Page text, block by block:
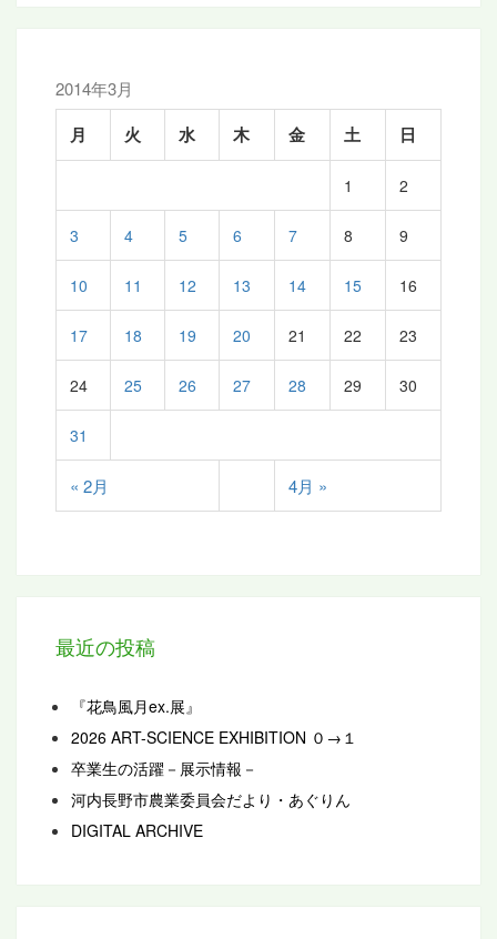
2014年3月
月 火 水 木 金 土 日
« 2月 4月 »
1 2
3 4 5 6 7 8 9
10 11 12 13 14 15 16
17 18 19 20 21 22 23
24 25 26 27 28 29 30
31
最近の投稿
『花鳥風月ex.展』
2026 ART-SCIENCE EXHIBITION ０→１
卒業生の活躍－展示情報－
河内長野市農業委員会だより・あぐりん
DIGITAL ARCHIVE